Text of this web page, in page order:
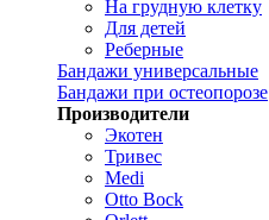
На грудную клетку
Для детей
Реберные
Бандажи универсальные
Бандажи при остеопорозе
Производители
Экотен
Тривес
Medi
Otto Bock